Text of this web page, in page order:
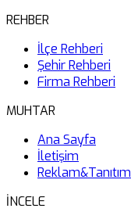
REHBER
İlçe Rehberi
Şehir Rehberi
Firma Rehberi
MUHTAR
Ana Sayfa
İletişim
Reklam&Tanıtım
İNCELE